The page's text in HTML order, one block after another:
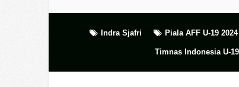
Indra Sjafri Piala AFF U-19 2024
Timnas Indonesia U-19